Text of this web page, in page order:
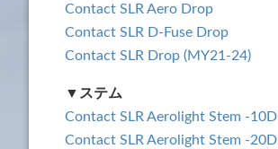
Contact SLR Aero Drop
Contact SLR D-Fuse Drop
Contact SLR Drop (MY21-24)
▼ステム
Contact SLR Aerolight Stem -10D
Contact SLR Aerolight Stem -20D